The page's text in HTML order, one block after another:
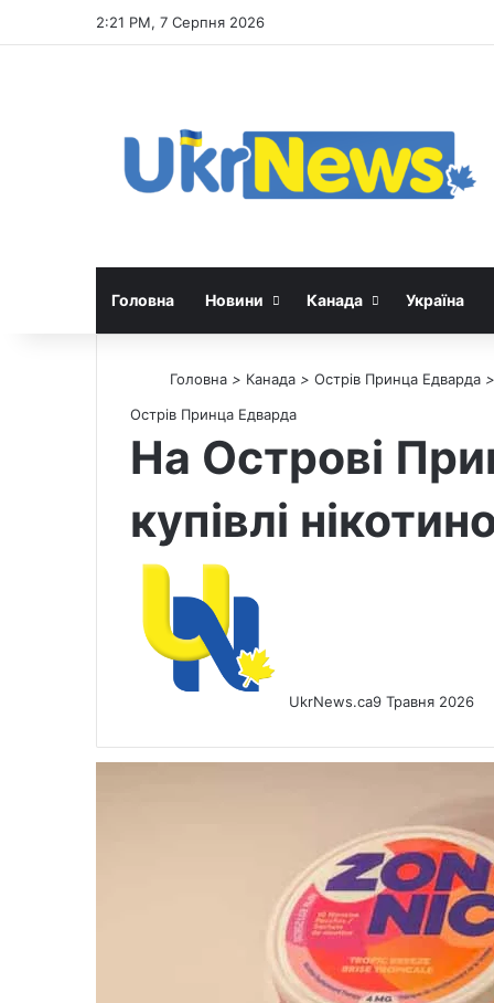
2:21 PM, 7 Серпня 2026
Головна Новини Канада Україна
Головна > Канада > Острів Принца Едварда >
Острів Принца Едварда
На Острові
купівлі
UkrNews.ca9 Травня 2026